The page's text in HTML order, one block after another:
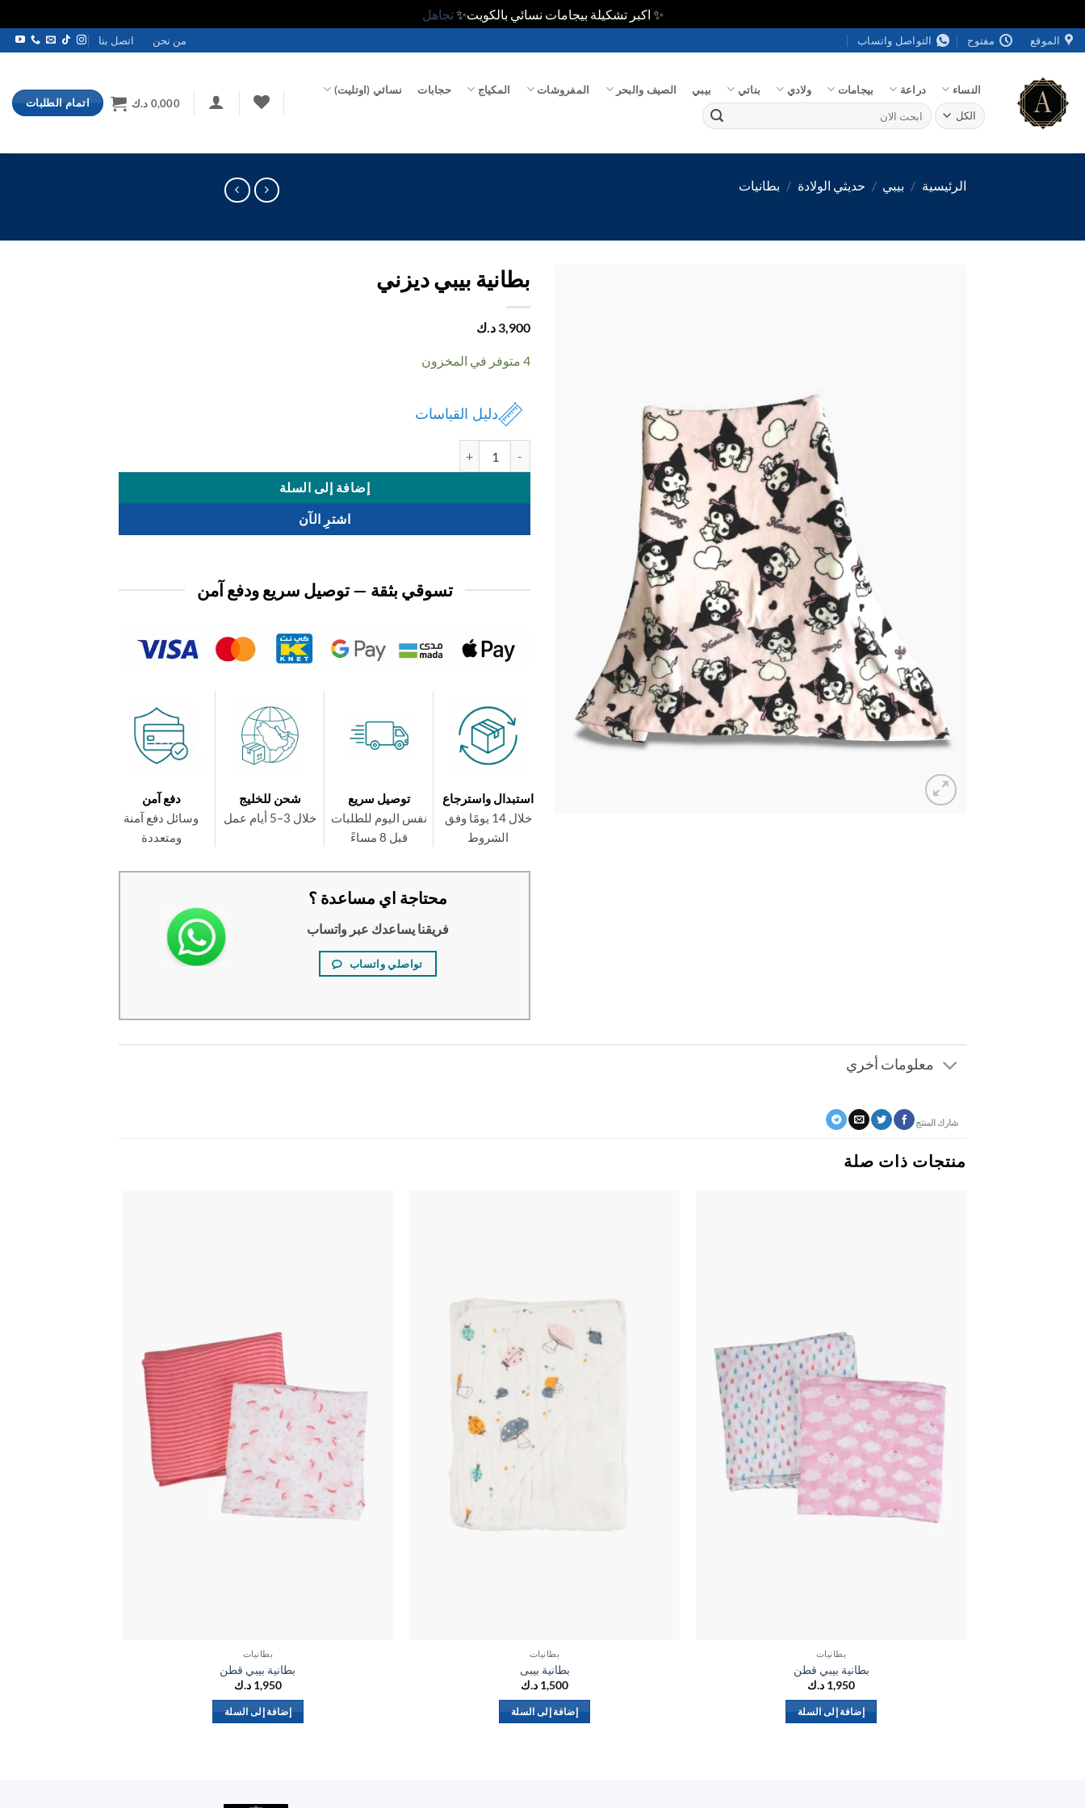
✨ اكبر تشكيلة بيجامات نسائي بالكويت✨تجاهل
تخطي
للمحتوى
الموقع مفتوح التواصل واتساب من نحن اتصل بنا
النساء دراعة بيجامات ولادي بناتي بيبي الصيف والبحر المفروشات المكياج حجابات نسائي (اوتليت)
البحث
عن:
0,000 د.ك اتمام الطلبات
الرئيسية / بيبي / حديثي الولادة / بطانيات
بطانية بيبي ديزني
3,900 د.ك
4 متوفر في المخزون
دليل القياسات
إضافة إلى السلة
اشترِ الآن
تسوقي بثقة — توصيل سريع ودفع آمن
استبدال واسترجاع
خلال 14 يومًا وفق
الشروط
توصيل سريع
نفس اليوم للطلبات
قبل 8 مساءً
شحن للخليج
خلال 3–5 أيام عمل
دفع آمن
وسائل دفع آمنة
ومتعددة
محتاجة اي مساعدة ؟
فريقنا يساعدك عبر واتساب
تواصلي واتساب
معلومات أخري
شارك المنتج
منتجات ذات صلة
بطانيات
بطانية بيبي قطن
1,950 د.ك
إضافة إلى السلة
بطانيات
بطانية بيبى
1,500 د.ك
إضافة إلى السلة
بطانيات
بطانية بيبي قطن
1,950 د.ك
إضافة إلى السلة